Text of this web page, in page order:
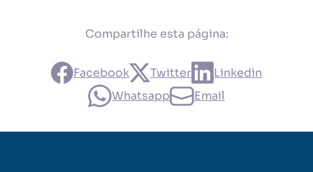
Compartilhe esta página:
Facebook Twitter
Linkedin
Whatsapp
Email